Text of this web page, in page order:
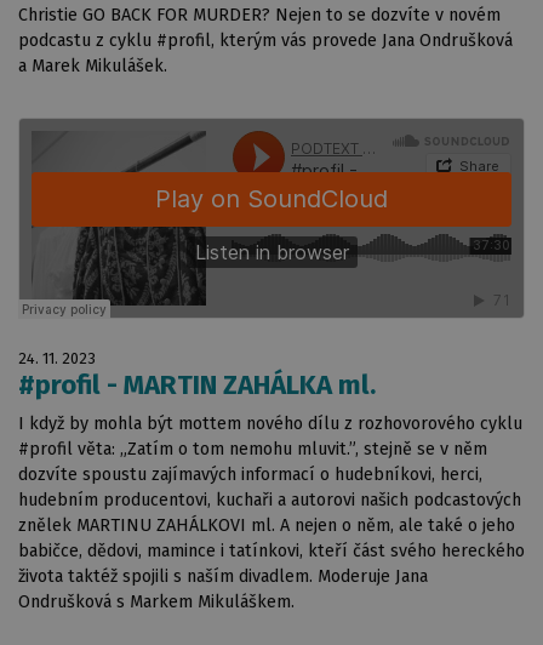
Christie GO BACK FOR MURDER? Nejen to se dozvíte v novém
podcastu z cyklu #profil, kterým vás provede Jana Ondrušková
a Marek Mikulášek.
24. 11. 2023
#profil - MARTIN ZAHÁLKA ml.
I když by mohla být mottem nového dílu z rozhovorového cyklu
#profil věta: „Zatím o tom nemohu mluvit.”, stejně se v něm
dozvíte spoustu zajímavých informací o hudebníkovi, herci,
hudebním producentovi, kuchaři a autorovi našich podcastových
znělek MARTINU ZAHÁLKOVI ml. A nejen o něm, ale také o jeho
babičce, dědovi, mamince i tatínkovi, kteří část svého hereckého
života taktéž spojili s naším divadlem. Moderuje Jana
Ondrušková s Markem Mikuláškem.